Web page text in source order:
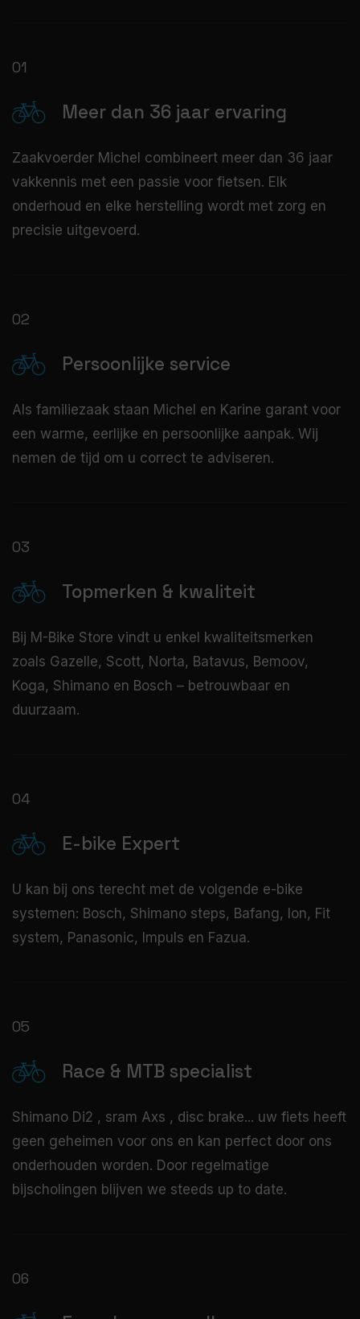
01
Meer dan 36 jaar ervaring
Zaakvoerder Michel combineert meer dan 36 jaar
vakkennis met een passie voor fietsen. Elk
onderhoud en elke herstelling wordt met zorg en
precisie uitgevoerd.
02
Persoonlijke service
Als familiezaak staan Michel en Karine garant voor
een warme, eerlijke en persoonlijke aanpak. Wij
nemen de tijd om u correct te adviseren.
03
Topmerken & kwaliteit
Bij M-Bike Store vindt u enkel kwaliteitsmerken
zoals Gazelle, Scott, Norta, Batavus, Bemoov,
Koga, Shimano en Bosch – betrouwbaar en
duurzaam.
04
E-bike Expert
U kan bij ons terecht met de volgende e-bike
systemen: Bosch, Shimano steps, Bafang, Ion, Fit
system, Panasonic, Impuls en Fazua.
05
Race & MTB specialist
Shimano Di2 , sram Axs , disc brake... uw fiets heeft
geen geheimen voor ons en kan perfect door ons
onderhouden worden. Door regelmatige
bijscholingen blijven we steeds up to date.
06